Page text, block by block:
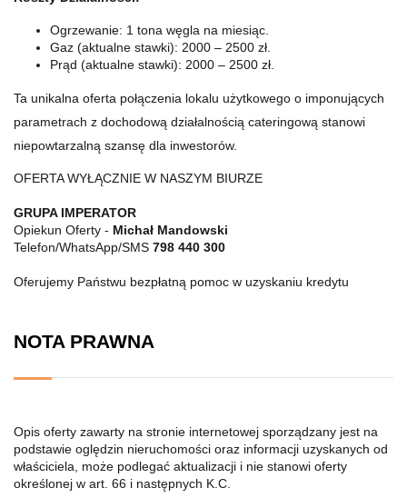
Ogrzewanie: 1 tona węgla na miesiąc.
Gaz (aktualne stawki): 2000 – 2500 zł.
Prąd (aktualne stawki): 2000 – 2500 zł.
Ta unikalna oferta połączenia lokalu użytkowego o imponujących
parametrach z dochodową działalnością cateringową stanowi
niepowtarzalną szansę dla inwestorów.
OFERTA WYŁĄCZNIE W NASZYM BIURZE
GRUPA IMPERATOR
Opiekun Oferty - Michał Mandowski
Telefon/WhatsApp/SMS 798 440 300
Oferujemy Państwu bezpłatną pomoc w uzyskaniu kredytu
NOTA PRAWNA
Opis oferty zawarty na stronie internetowej sporządzany jest na
podstawie oględzin nieruchomości oraz informacji uzyskanych od
właściciela, może podlegać aktualizacji i nie stanowi oferty
określonej w art. 66 i następnych K.C.